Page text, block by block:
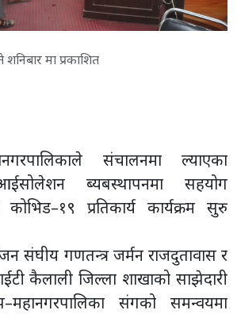
मा प्रकाशित
संचालनमा ल्याएका
ब्यबस्थापनमा सहयोग
प्रतिकार्य कार्यक्रम सुरु
संघीय गणतन्त्र जर्मन राजदुतावास र
कैलाली जिल्ला शाखाको साझेदारी
संगको समन्वयमा